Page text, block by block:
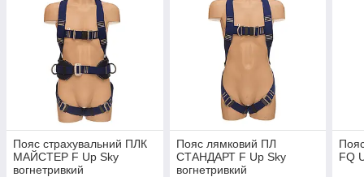
Пояс страхувальний ПЛК
МАЙСТЕР F Up Sky
вогнетривкий
Пояс лямковий ПЛ
СТАНДАРТ F Up Sky
вогнетривкий
FQ